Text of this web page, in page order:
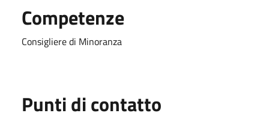
Competenze
Consigliere di Minoranza
Punti di contatto